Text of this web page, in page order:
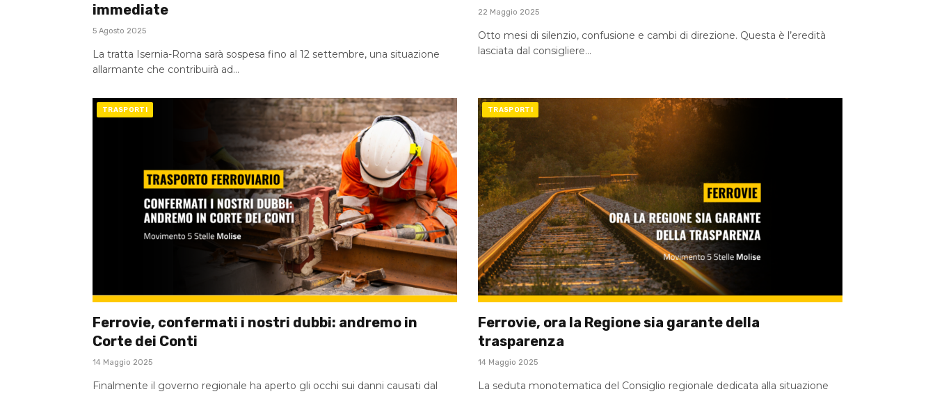
immediate
5 Agosto 2025
La tratta Isernia-Roma sarà sospesa fino al 12 settembre, una situazione
allarmante che contribuirà ad…
22 Maggio 2025
Otto mesi di silenzio, confusione e cambi di direzione. Questa è l’eredità
lasciata dal consigliere…
TRASPORTI
Ferrovie, confermati i nostri dubbi: andremo in
Corte dei Conti
14 Maggio 2025
Finalmente il governo regionale ha aperto gli occhi sui danni causati dal
TRASPORTI
Ferrovie, ora la Regione sia garante della
trasparenza
14 Maggio 2025
La seduta monotematica del Consiglio regionale dedicata alla situazione